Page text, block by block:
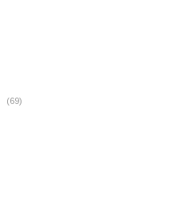
(69)